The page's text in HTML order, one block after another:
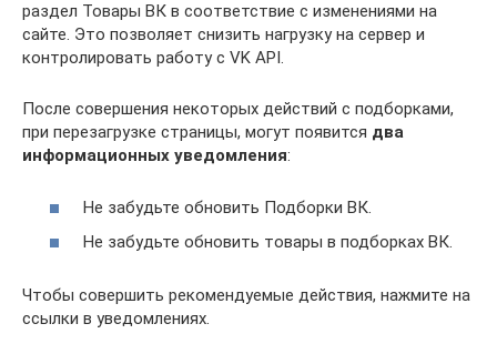
раздел Товары ВК в соответствие с изменениями на
сайте. Это позволяет снизить нагрузку на сервер и
контролировать работу с VK API.
После совершения некоторых действий с подборками,
при перезагрузке страницы, могут появится два
информационных уведомления:
Не забудьте обновить Подборки ВК.
Не забудьте обновить товары в подборках ВК.
Чтобы совершить рекомендуемые действия, нажмите на
ссылки в уведомлениях.